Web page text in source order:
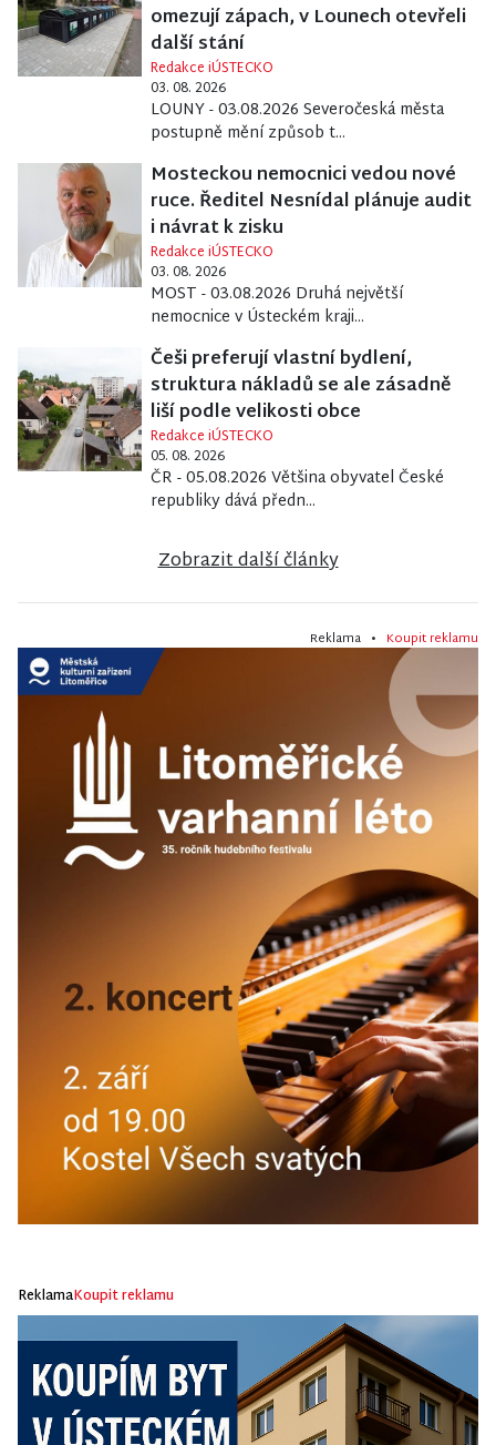
omezují zápach, v Lounech otevřeli
další stání
Redakce iÚSTECKO
03. 08. 2026
LOUNY - 03.08.2026 Severočeská města
postupně mění způsob t...
Mosteckou nemocnici vedou nové
ruce. Ředitel Nesnídal plánuje audit
i návrat k zisku
Redakce iÚSTECKO
03. 08. 2026
MOST - 03.08.2026 Druhá největší
nemocnice v Ústeckém kraji...
Češi preferují vlastní bydlení,
struktura nákladů se ale zásadně
liší podle velikosti obce
Redakce iÚSTECKO
05. 08. 2026
ČR - 05.08.2026 Většina obyvatel České
republiky dává předn...
Zobrazit další články
Reklama • Koupit reklamu
ReklamaKoupit reklamu